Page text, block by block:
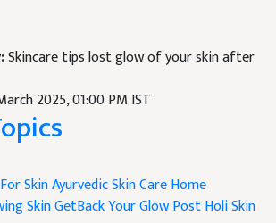
Skincare tips lost glow of your skin after
2025, 01:00 PM IST
SkinAyurvedic Skin CareHome
SkinGetBack Your GlowPost Holi Skin